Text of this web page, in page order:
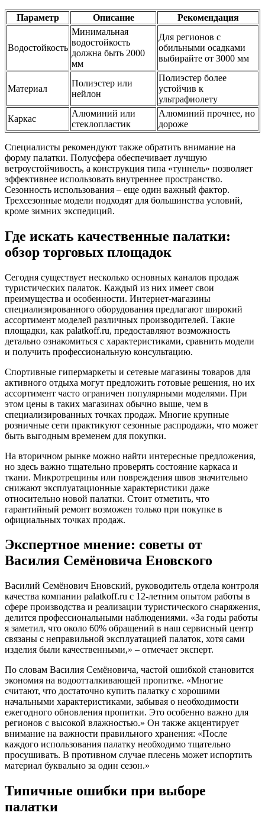
Параметр Описание Рекомендация
Водостойкость
Минимальная
водостойкость
должна быть 2000
мм
Для регионов с
обильными осадками
выбирайте от 3000 мм
Материал
Полиэстер или
нейлон
Полиэстер более
устойчив к
ультрафиолету
Каркас
Алюминий или
стеклопластик
Алюминий прочнее, но
дороже
Специалисты рекомендуют также обратить внимание на
форму палатки. Полусфера обеспечивает лучшую
ветроустойчивость, а конструкция типа «туннель» позволяет
эффективнее использовать внутреннее пространство.
Сезонность использования – еще один важный фактор.
Трехсезонные модели подходят для большинства условий,
кроме зимних экспедиций.
Где искать качественные палатки:
обзор торговых площадок
Сегодня существует несколько основных каналов продаж
туристических палаток. Каждый из них имеет свои
преимущества и особенности. Интернет-магазины
специализированного оборудования предлагают широкий
ассортимент моделей различных производителей. Такие
площадки, как palatkoff.ru, предоставляют возможность
детально ознакомиться с характеристиками, сравнить модели
и получить профессиональную консультацию.
Спортивные гипермаркеты и сетевые магазины товаров для
активного отдыха могут предложить готовые решения, но их
ассортимент часто ограничен популярными моделями. При
этом цены в таких магазинах обычно выше, чем в
специализированных точках продаж. Многие крупные
розничные сети практикуют сезонные распродажи, что может
быть выгодным временем для покупки.
На вторичном рынке можно найти интересные предложения,
но здесь важно тщательно проверять состояние каркаса и
ткани. Микротрещины или повреждения швов значительно
снижают эксплуатационные характеристики даже
относительно новой палатки. Стоит отметить, что
гарантийный ремонт возможен только при покупке в
официальных точках продаж.
Экспертное мнение: советы от
Василия Семёновича Еновского
Василий Семёнович Еновский, руководитель отдела контроля
качества компании palatkoff.ru с 12-летним опытом работы в
сфере производства и реализации туристического снаряжения,
делится профессиональными наблюдениями. «За годы работы
я заметил, что около 60% обращений в наш сервисный центр
связаны с неправильной эксплуатацией палаток, хотя сами
изделия были качественными,» – отмечает эксперт.
По словам Василия Семёновича, частой ошибкой становится
экономия на водоотталкивающей пропитке. «Многие
считают, что достаточно купить палатку с хорошими
начальными характеристиками, забывая о необходимости
ежегодного обновления пропитки. Это особенно важно для
регионов с высокой влажностью.» Он также акцентирует
внимание на важности правильного хранения: «После
каждого использования палатку необходимо тщательно
просушивать. В противном случае плесень может испортить
материал буквально за один сезон.»
Типичные ошибки при выборе
палатки